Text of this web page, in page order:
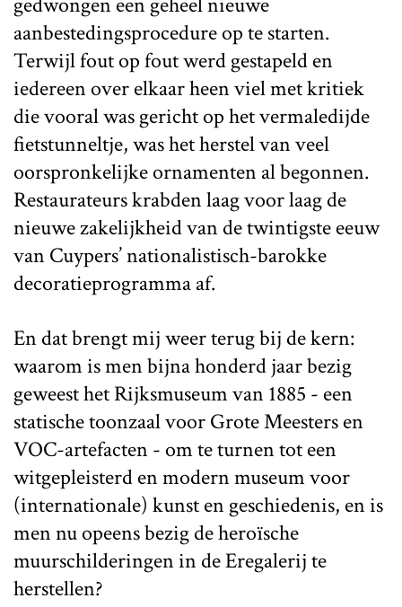
aanbestedingsprocedure op te starten.
Terwijl fout op fout werd gestapeld en
iedereen over elkaar heen viel met kritiek
die vooral was gericht op het vermaledijde
fietstunneltje, was het herstel van veel
oorspronkelijke ornamenten al begonnen.
Restaurateurs krabden laag voor laag de
nieuwe zakelijkheid van de twintigste eeuw
van Cuypers’ nationalistisch-barokke
decoratieprogramma af.
En dat brengt mij weer terug bij de kern:
waarom is men bijna honderd jaar bezig
geweest het Rijksmuseum van 1885 - een
statische toonzaal voor Grote Meesters en
VOC-artefacten - om te turnen tot een
witgepleisterd en modern museum voor
(internationale) kunst en geschiedenis, en is
men nu opeens bezig de heroïsche
muurschilderingen in de Eregalerij te
herstellen?